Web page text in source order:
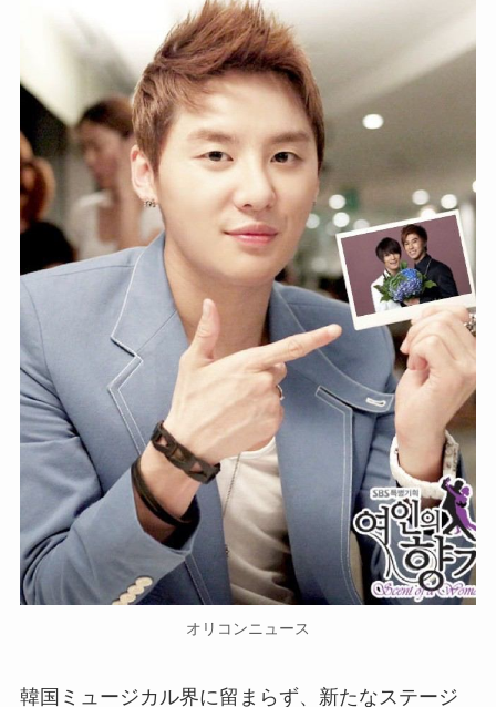
オリコンニュース
韓国ミュージカル界に留まらず、新たなステージ